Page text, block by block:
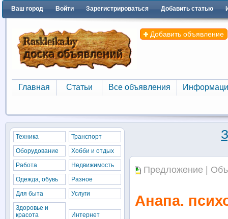
Ваш город Войти Зарегистрироваться Добавить статью
Добавить объявление
Главная
Главная
Статьи
Статьи
Все объявления
Все объявления
Предложение |
Анапа.
Техника
Транспорт
Оборудование
Хобби и отдых
Работа
Недвижимость
Одежда, обувь
Разное
Для быта
Услуги
Здоровье и
красота
Интернет